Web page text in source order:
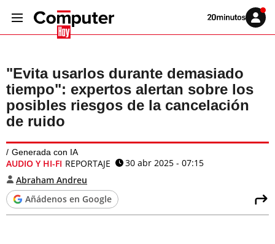
Volver
Iniciar
sesión
"Evita usarlos durante demasiado
tiempo": expertos alertan sobre los
posibles riesgos de la cancelación
de ruido
Generada con IA
AUDIO Y HI-FI REPORTAJE
30 abr 2025 - 07:15
Abraham Andreu
Añádenos en Google